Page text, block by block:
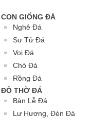
CON GIỐNG ĐÁ
Nghê Đá
Sư Tử Đá
Voi Đá
Chó Đá
Rồng Đá
ĐỒ THỜ ĐÁ
Bàn Lễ Đá
Lư Hương, Đèn Đá